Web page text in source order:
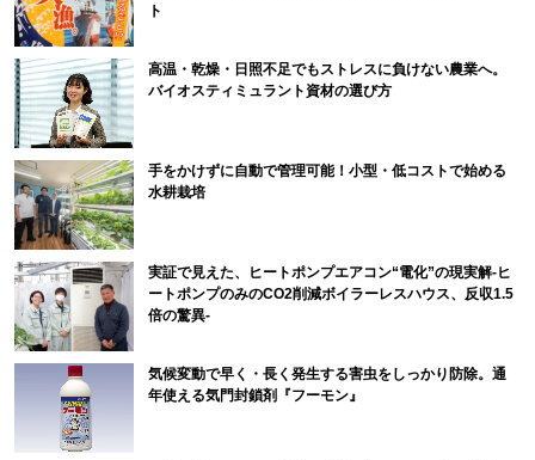
ト
高温・乾燥・日照不足でもストレスに負けない農業へ。
バイオスティミュラント資材の選び方
手をかけずに自動で管理可能！小型・低コストで始める
水耕栽培
実証で見えた、ヒートポンプエアコン“電化”の現実解-ヒ
ートポンプのみのCO2削減ボイラーレスハウス、反収1.5
倍の驚異-
気候変動で早く・長く発生する害虫をしっかり防除。通
年使える気門封鎖剤『フーモン』